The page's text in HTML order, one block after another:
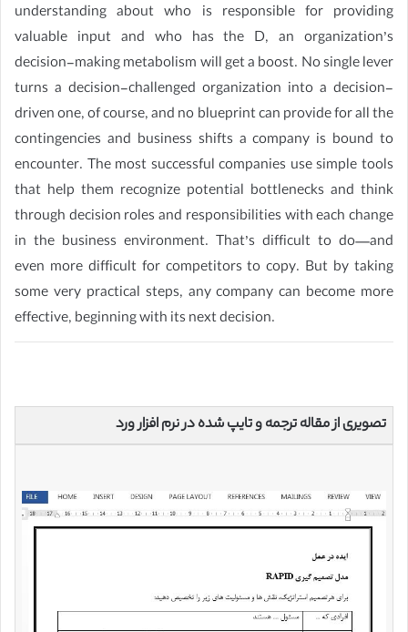
understanding about who is responsible for providing
valuable input and who has the D, an organization’s
decision-making metabolism will get a boost. No single lever
turns a decision-challenged organization into a decision-
driven one, of course, and no blueprint can provide for all the
contingencies and business shifts a company is bound to
encounter. The most successful companies use simple tools
that help them recognize potential bottlenecks and think
through decision roles and responsibilities with each change
in the business environment. That’s difficult to do—and
even more difficult for competitors to copy. But by taking
some very practical steps, any company can become more
effective, beginning with its next decision.
تصویری از مقاله ترجمه و تایپ شده در نرم افزار ورد